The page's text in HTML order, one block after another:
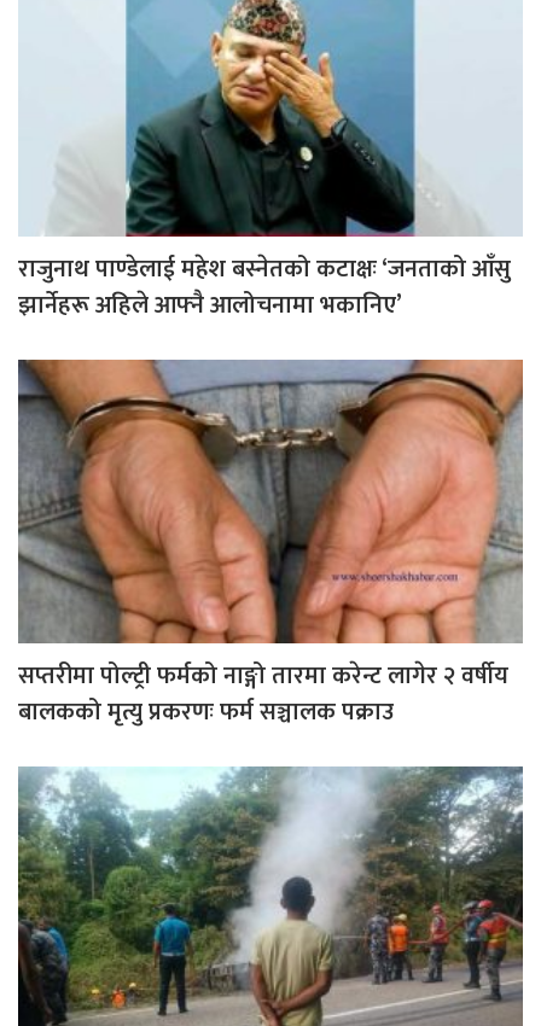
राजुनाथ पाण्डेलाई महेश बस्नेतको कटाक्षः ‘जनताको आँसु
झार्नेहरू अहिले आफ्नै आलोचनामा भकानिए’
सप्तरीमा पोल्ट्री फर्मको नाङ्गो तारमा करेन्ट लागेर २ वर्षीय
बालकको मृत्यु प्रकरणः फर्म सञ्चालक पक्राउ